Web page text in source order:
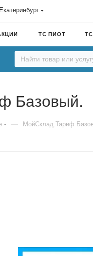
Екатеринбург
ТС ПИОТ
Базовый.
— МойСклад.Тариф